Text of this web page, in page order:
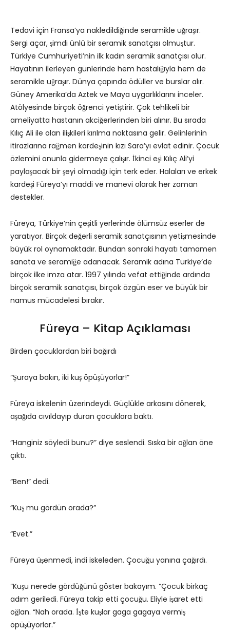
Tedavi için Fransa’ya nakledildiğinde seramikle uğraşır.
Sergi açar, şimdi ünlü bir seramik sanatçısı olmuştur.
Türkiye Cumhuriyeti’nin ilk kadın seramik sanatçısı olur.
Hayatının ilerleyen günlerinde hem hastalığıyla hem de
seramikle uğraşır. Dünya çapında ödüller ve burslar alır.
Güney Amerika’da Aztek ve Maya uygarlıklarını inceler.
Atölyesinde birçok öğrenci yetiştirir. Çok tehlikeli bir
ameliyatta hastanın akciğerlerinden biri alınır. Bu sırada
Kılıç Ali ile olan ilişkileri kırılma noktasına gelir. Gelinlerinin
itirazlarına rağmen kardeşinin kızı Sara’yı evlat edinir. Çocuk
özlemini onunla gidermeye çalışır. İkinci eşi Kılıç Ali’yi
paylaşacak bir şeyi olmadığı için terk eder. Halaları ve erkek
kardeşi Füreya’yı maddi ve manevi olarak her zaman
destekler.
Füreya, Türkiye’nin çeşitli yerlerinde ölümsüz eserler de
yaratıyor. Birçok değerli seramik sanatçısının yetişmesinde
büyük rol oynamaktadır. Bundan sonraki hayatı tamamen
sanata ve seramiğe adanacak. Seramik adına Türkiye’de
birçok ilke imza atar. 1997 yılında vefat ettiğinde ardında
birçok seramik sanatçısı, birçok özgün eser ve büyük bir
namus mücadelesi bırakır.
Füreya – Kitap Açıklaması
Birden çocuklardan biri bağırdı
“Şuraya bakın, iki kuş öpüşüyorlar!”
Füreya iskelenin üzerindeydi. Güçlükle arkasını dönerek,
aşağıda cıvıldayıp duran çocuklara baktı.
“Hanginiz söyledi bunu?” diye seslendi. Sıska bir oğlan öne
çıktı.
“Ben!” dedi.
“Kuş mu gördün orada?”
“Evet.”
Füreya üşenmedi, indi iskeleden. Çocuğu yanına çağırdı.
“Kuşu nerede gördüğünü göster bakayım. “Çocuk birkaç
adım geriledi. Füreya takip etti çocuğu. Eliyle işaret etti
oğlan. “Nah orada. İşte kuşlar gaga gagaya vermiş
öpüşüyorlar.”